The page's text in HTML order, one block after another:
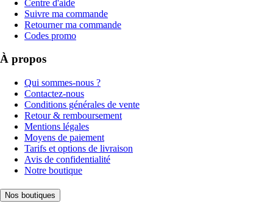
Centre d'aide
Suivre ma commande
Retourner ma commande
Codes promo
À propos
Qui sommes-nous ?
Contactez-nous
Conditions générales de vente
Retour & remboursement
Mentions légales
Moyens de paiement
Tarifs et options de livraison
Avis de confidentialité
Notre boutique
Nos boutiques